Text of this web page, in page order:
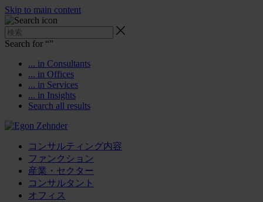
Skip to main content
Search for “”
... in Consultants
... in Offices
... in Services
... in Insights
Search all results
コンサルティング内容
ファンクション
産業・セクター
コンサルタント
オフィス